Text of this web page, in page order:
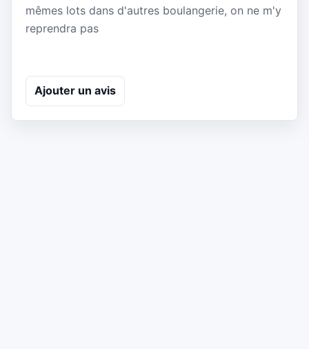
mêmes lots dans d'autres boulangerie, on ne m'y
reprendra pas
Ajouter un avis